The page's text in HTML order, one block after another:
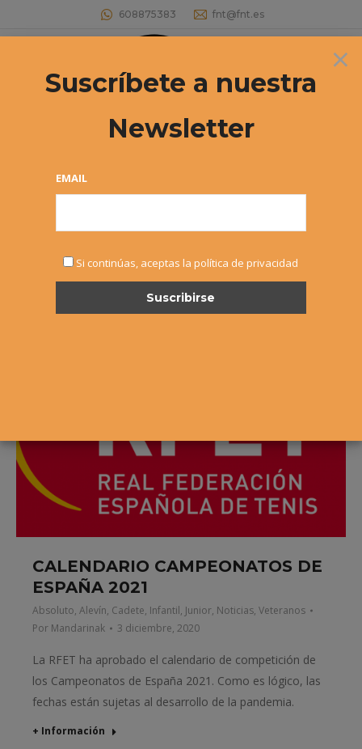
608875383 fnt@fnt.es
Buscar:
NOTICIAS
CALENDARIO CAMPEONATOS DE
ESPAÑA 2021
Absoluto, Alevín, Cadete, Infantil, Junior, Noticias, Veteranos
Por Mandarinak 3 diciembre, 2020
La RFET ha aprobado el calendario de competición de
los Campeonatos de España 2021. Como es lógico, las
fechas están sujetas al desarrollo de la pandemia.
+ Información
×
Suscríbete a nuestra
Newsletter
EMAIL
Si continúas, aceptas la política de privacidad